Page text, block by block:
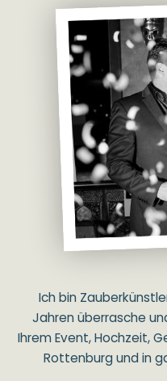
Ich bin
Jahren überrasche
Ihrem Event, Hochzeit,
Rottenburg und in